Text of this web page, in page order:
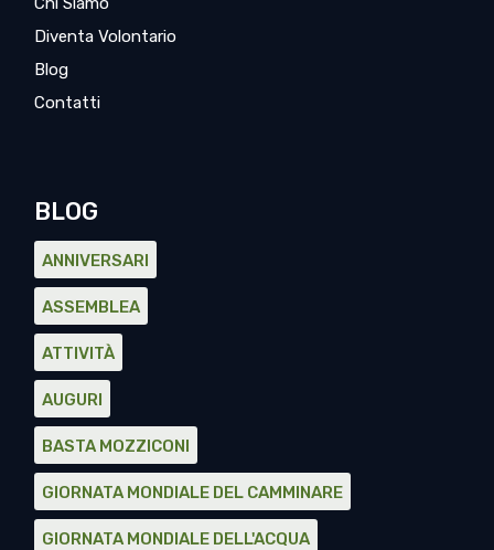
Diventa Volontario
Blog
Contatti
BLOG
ANNIVERSARI
ASSEMBLEA
ATTIVITÀ
AUGURI
BASTA MOZZICONI
GIORNATA MONDIALE DEL CAMMINARE
GIORNATA MONDIALE DELL'ACQUA